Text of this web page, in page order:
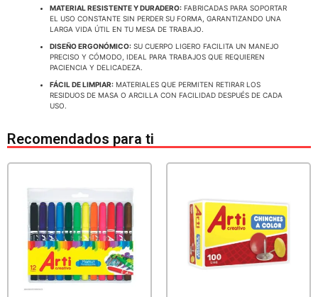
MATERIAL RESISTENTE Y DURADERO: FABRICADAS PARA SOPORTAR
EL USO CONSTANTE SIN PERDER SU FORMA, GARANTIZANDO UNA
LARGA VIDA ÚTIL EN TU MESA DE TRABAJO.
DISEÑO ERGONÓMICO: SU CUERPO LIGERO FACILITA UN MANEJO
PRECISO Y CÓMODO, IDEAL PARA TRABAJOS QUE REQUIEREN
PACIENCIA Y DELICADEZA.
FÁCIL DE LIMPIAR: MATERIALES QUE PERMITEN RETIRAR LOS
RESIDUOS DE MASA O ARCILLA CON FACILIDAD DESPUÉS DE CADA
USO.
Recomendados para ti